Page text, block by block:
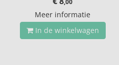
Meer informatie
In de winkelwagen